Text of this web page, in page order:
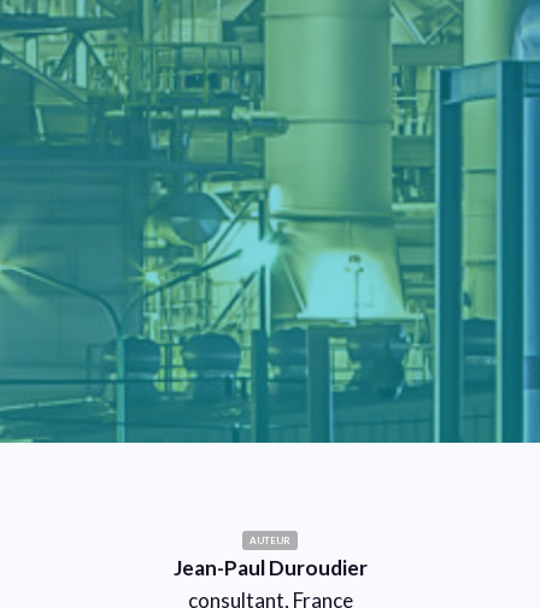
AUTEUR
Jean-Paul Duroudier
consultant, France